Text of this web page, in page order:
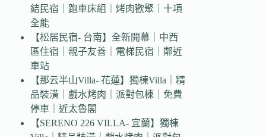
結民宿｜跑車床組｜烤肉歡聚｜十項
全能
【松居民宿- 台南】全新開幕｜中西
區住宿｜親子友善｜電梯民宿｜鄰近
車站
【那云半山Villa- 花蓮】獨棟Villa｜精
品裝潢｜戲水烤肉｜派對包棟｜免費
停車｜近太魯閣
【SERENO 226 VILLA- 宜蘭】獨棟